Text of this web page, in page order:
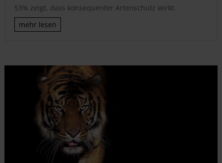
53% zeigt, dass konsequenter Artenschutz wirkt.
mehr lesen